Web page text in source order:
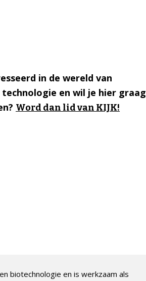
in de wereld van
en wil je hier graag
Word dan lid van KIJK!
biotechnologie en is werkzaam als